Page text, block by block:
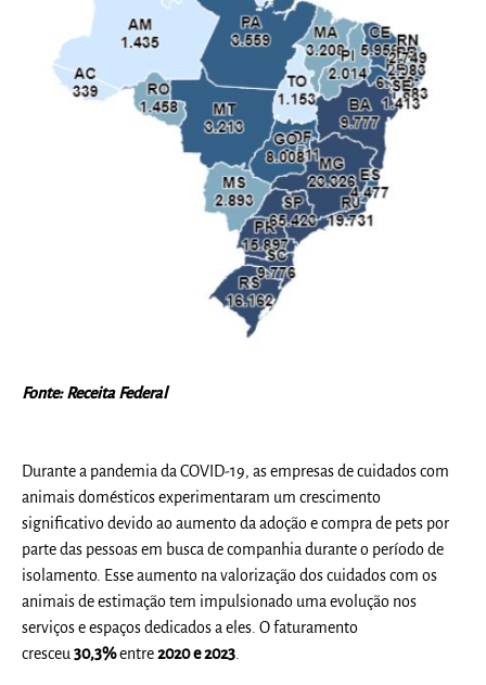
Fonte: Receita Federal
Durante a pandemia da COVID-19, as empresas de cuidados com
animais domésticos experimentaram um crescimento
significativo devido ao aumento da adoção e compra de pets por
parte das pessoas em busca de companhia durante o período de
isolamento. Esse aumento na valorização dos cuidados com os
animais de estimação tem impulsionado uma evolução nos
serviços e espaços dedicados a eles. O faturamento
cresceu30,3%entre2020 e 2023